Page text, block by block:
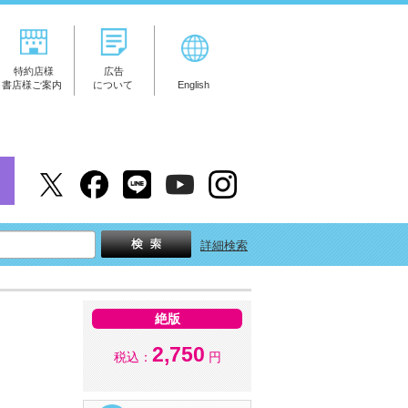
特約店様
書店様ご案内
広告
について
English
詳細検索
絶版
税込： 2,750 円